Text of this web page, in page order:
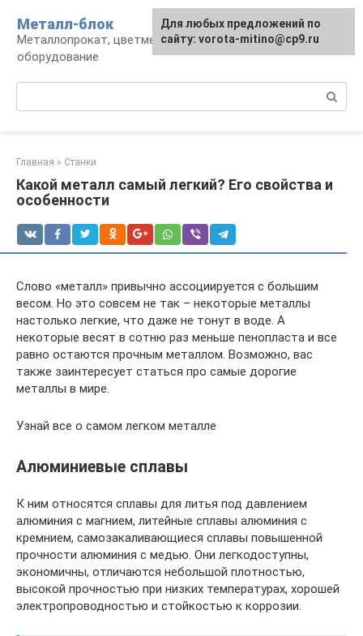
контенту
Металл-блок
Металлопрокат, цветмет, обработка и
оборудование
Главная » Станки
Какой металл самый легкий? Его свойства и
особенности
Слово «металл» привычно ассоциируется с большим
весом. Но это совсем не так – некоторые металлы
настолько легкие, что даже не тонут в воде. А
некоторые весят в сотню раз меньше пенопласта и все
равно остаются прочным металлом. Возможно, вас
также заинтересует статься про самые дорогие
металлы в мире.
Узнай все о самом легком металле
Алюминиевые сплавы
К ним относятся сплавы для литья под давлением
алюминия с магнием, литейные сплавы алюминия с
кремнием, самозакаливающиеся сплавы повышенной
прочности алюминия с медью. Они легкодоступны,
экономичны, отличаются небольшой плотностью,
высокой прочностью при низких температурах, хорошей
электропроводностью и стойкостью к коррозии.
Для любых предложений по
сайту: vorota-mitino@cp9.ru